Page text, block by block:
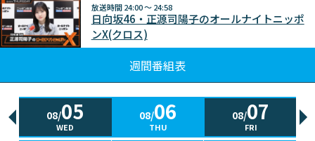
放送時間24:00 ～ 24:58
日向坂46・正源司陽子のオールナイトニッポ
ンX(クロス)
週間番組表
08/05
WED
08/06
THU
08/07
FRI